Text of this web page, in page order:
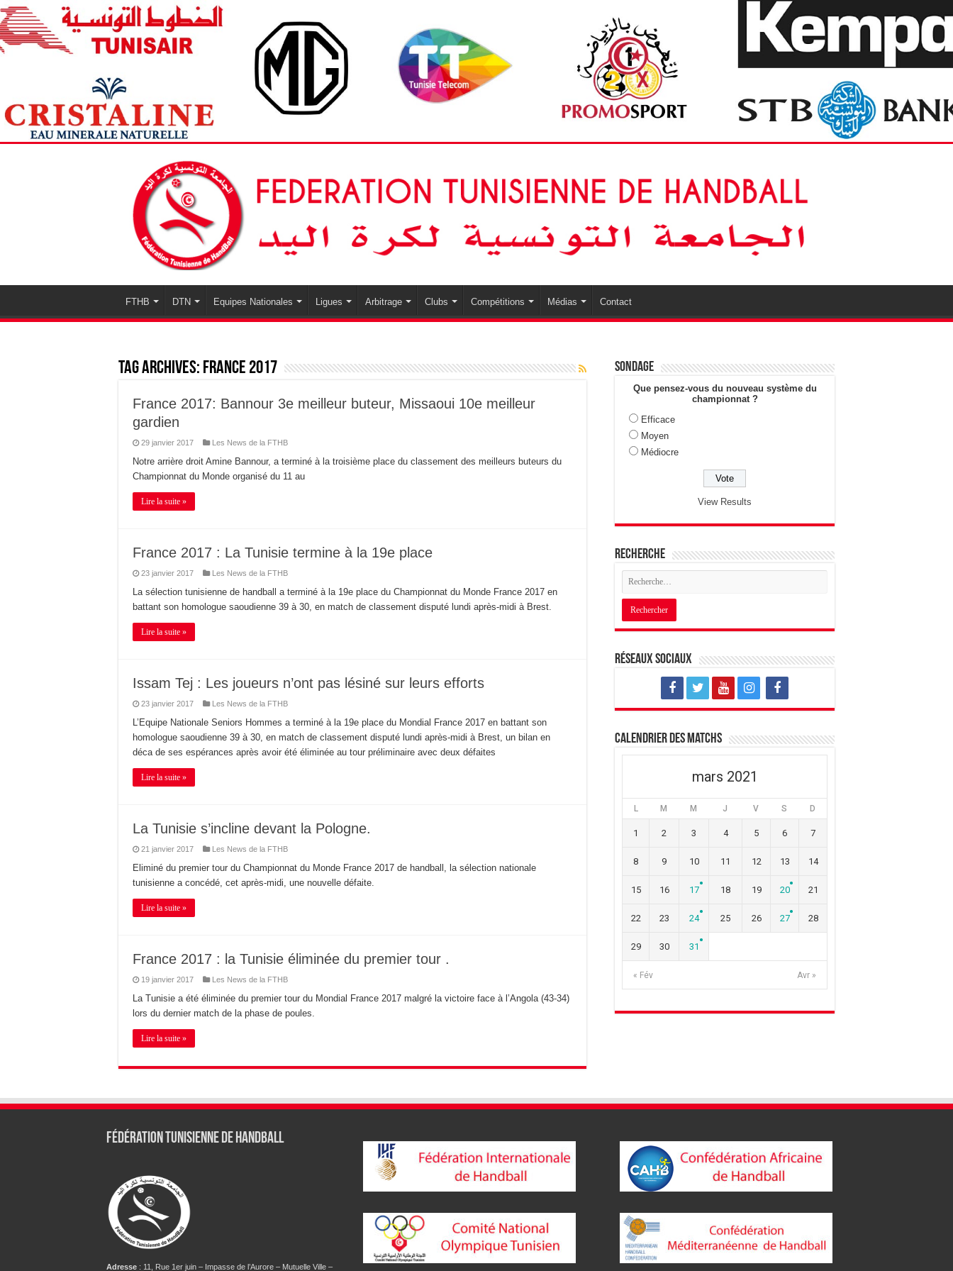
FTHB DTN Equipes Nationales Ligues Arbitrage Clubs Compétitions Médias Contact
Tag Archives: France 2017
France 2017: Bannour 3e meilleur buteur, Missaoui 10e meilleur
gardien
29 janvier 2017 Les News de la FTHB
Notre arrière droit Amine Bannour, a terminé à la troisième place du classement des meilleurs buteurs du
Championnat du Monde organisé du 11 au
Lire la suite »
France 2017 : La Tunisie termine à la 19e place
23 janvier 2017 Les News de la FTHB
La sélection tunisienne de handball a terminé à la 19e place du Championnat du Monde France 2017 en
battant son homologue saoudienne 39 à 30, en match de classement disputé lundi après-midi à Brest.
Lire la suite »
Issam Tej : Les joueurs n’ont pas lésiné sur leurs efforts
23 janvier 2017 Les News de la FTHB
L’Equipe Nationale Seniors Hommes a terminé à la 19e place du Mondial France 2017 en battant son
homologue saoudienne 39 à 30, en match de classement disputé lundi après-midi à Brest, un bilan en
déca de ses espérances après avoir été éliminée au tour préliminaire avec deux défaites
Lire la suite »
La Tunisie s’incline devant la Pologne.
21 janvier 2017 Les News de la FTHB
Eliminé du premier tour du Championnat du Monde France 2017 de handball, la sélection nationale
tunisienne a concédé, cet après-midi, une nouvelle défaite.
Lire la suite »
France 2017 : la Tunisie éliminée du premier tour .
19 janvier 2017 Les News de la FTHB
La Tunisie a été éliminée du premier tour du Mondial France 2017 malgré la victoire face à l’Angola (43-34)
lors du dernier match de la phase de poules.
Lire la suite »
Sondage
Que pensez-vous du nouveau système du
championnat ?
Efficace
Moyen
Médiocre
View Results
Recherche
Réseaux sociaux
Calendrier des matchs
mars 2021
L M M J V S D
« Fév Avr »
1 2 3 4 5 6 7
8 9 10 11 12 13 14
15 16 17 18 19 20 21
22 23 24 25 26 27 28
29 30 31
Fédération tunisienne de Handball
Adresse: 11, Rue 1er juin – Impasse de l’Aurore – Mutuelle Ville –